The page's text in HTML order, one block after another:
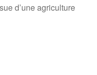
d’une agriculture